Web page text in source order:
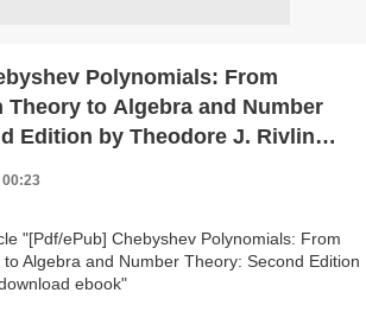
Polynomials: From
to Algebra and Number
Edition by Theodore J. Rivlin
00:23